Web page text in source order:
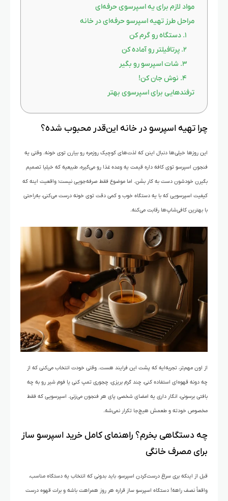
مواد لازم برای یه اسپرسوی حرفه‌ای
مراحل طرز تهیه اسپرسو حرفه‌ای در خانه
۱. دستگاه رو گرم کن
۲. پرتافیلتر رو آماده کن
۳. شات اسپرسو رو بگیر
۴. نوش جان کن!
ترفندهایی برای اسپرسوی بهتر
چرا تهیه اسپرسو در خانه این‌قدر محبوب شده؟
این روزها خیلی‌ها دنبال اینن که لذت‌های کوچیک روزمره رو بیارن توی خونه. وقتی یه
فنجون اسپرسو توی کافه داره قیمت یه وعده غذا رو می‌گیره، طبیعیه که خیلیا تصمیم
بگیرن خودشون دست به کار بشن. اما موضوع فقط صرفه‌جویی نیست؛ واقعیت اینه که
کیفیت اسپرسویی که با یه دستگاه خوب و کمی دقت توی خونه درست می‌کنی، به‌راحتی
با بهترین کافی‌شاپ‌ها رقابت می‌کنه.
از اون مهم‌تر، تجربه‌ایه که پشت این فرایند هست. وقتی خودت انتخاب می‌کنی که از
چه دونه‌ قهوه‌ای استفاده کنی، چند گرم بریزی، چجوری تمپ کنی یا فوم شیر رو به چه
بافتی برسونی، انگار داری یه امضای شخصی پای هر فنجون می‌زنی. اسپرسویی که فقط
مخصوص خودته و طعمش هیچ‌جا تکرار نمی‌شه.
چه دستگاهی بخرم؟ راهنمای کامل خرید اسپرسو ساز
برای مصرف خانگی
قبل از اینکه بری سراغ درست‌کردن اسپرسو، باید بدونی که انتخاب یه دستگاه مناسب،
واقعاً نصف راهه! دستگاه اسپرسو ساز قراره هر روز همراهت باشه و برات قهوه درست